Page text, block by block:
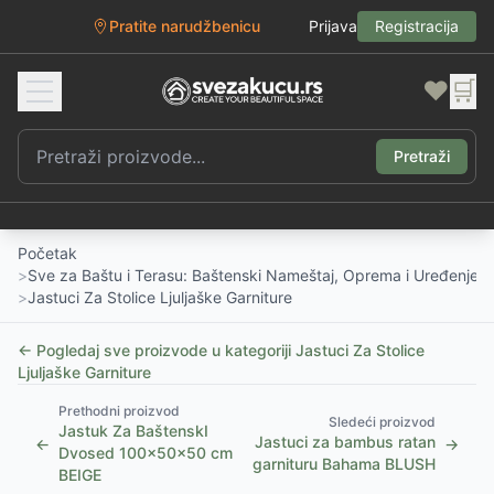
Pratite narudžbenicu Prijava Registracija
❤️ 🛒
Pretraži
Početak
>Sve za Baštu i Terasu: Baštenski Nameštaj, Oprema i Uređenje
>Jastuci Za Stolice Ljuljaške Garniture
← Pogledaj sve proizvode u kategoriji Jastuci Za Stolice
Ljuljaške Garniture
←
Prethodni proizvod
Jastuk Za BaštenskI
Dvosed 100x50x50 cm
BEIGE
Sledeći proizvod
Jastuci za bambus ratan
garnituru Bahama BLUSH
→